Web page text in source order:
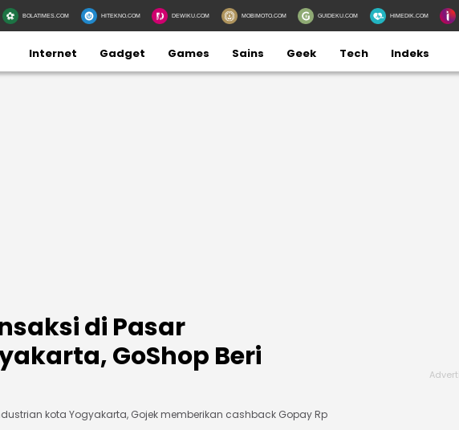
BOLATIMES.COM HITEKNO.COM DEWIKU.COM MOBIMOTO.COM GUIDEKU.COM HIMEDIK.COM
Internet Gadget Games Sains Geek Tech Indeks
di Pasar
GoShop Beri
kota Yogyakarta, Gojek memberikan cashback Gopay Rp